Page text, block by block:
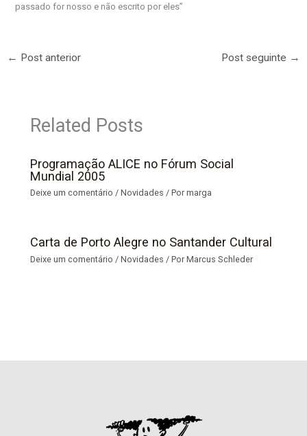
passado for nosso e não escrito por eles”
← Post anterior Post seguinte →
Related Posts
Programação ALICE no Fórum Social
Mundial 2005
Deixe um comentário /Novidades / Pormarga
Carta de Porto Alegre no Santander Cultural
Deixe um comentário /Novidades / PorMarcus Schleder